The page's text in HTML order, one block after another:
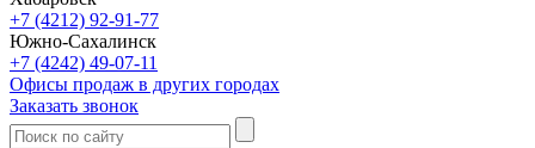
+7 (4212) 92-91-77
Южно-Сахалинск
+7 (4242) 49-07-11
Офисы продаж в других городах
Заказать звонок